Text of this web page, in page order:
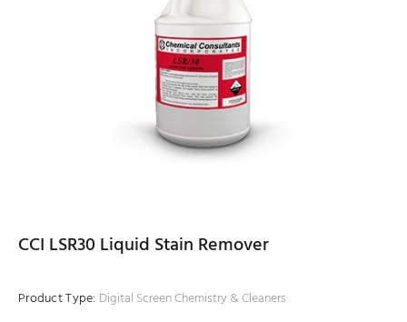
CCI LSR30 Liquid Stain Remover
Product Type: Digital Screen Chemistry & Cleaners